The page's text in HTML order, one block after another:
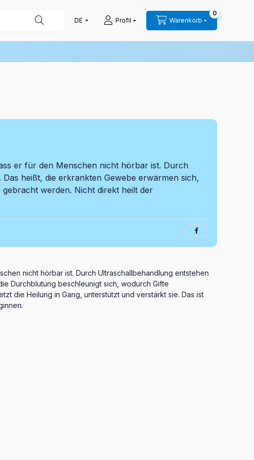
Profil Warenkorb
0
er für den Menschen nicht hörbar ist. Durch
heißt, die erkrankten Gewebe erwärmen sich,
werden. Nicht direkt heilt der
nicht hörbar ist. Durch Ultraschallbehandlung entstehen
Durchblutung beschleunigt sich, wodurch Gifte
die Heilung in Gang, unterstützt und verstärkt sie. Das ist